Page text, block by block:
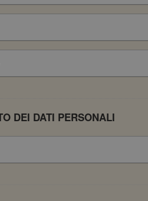
DEI DATI PERSONALI